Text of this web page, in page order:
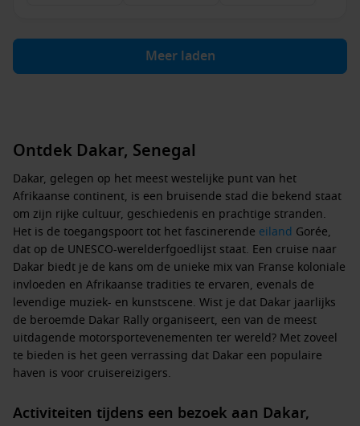
Meer laden
Ontdek Dakar, Senegal
Dakar, gelegen op het meest westelijke punt van het
Afrikaanse continent, is een bruisende stad die bekend staat
om zijn rijke cultuur, geschiedenis en prachtige stranden.
Het is de toegangspoort tot het fascinerende eiland Gorée,
dat op de UNESCO-werelderfgoedlijst staat. Een cruise naar
Dakar biedt je de kans om de unieke mix van Franse koloniale
invloeden en Afrikaanse tradities te ervaren, evenals de
levendige muziek- en kunstscene. Wist je dat Dakar jaarlijks
de beroemde Dakar Rally organiseert, een van de meest
uitdagende motorsportevenementen ter wereld? Met zoveel
te bieden is het geen verrassing dat Dakar een populaire
haven is voor cruisereizigers.
Activiteiten tijdens een bezoek aan Dakar,